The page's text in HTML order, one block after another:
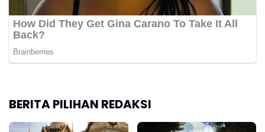
BERITA PILIHAN REDAKSI